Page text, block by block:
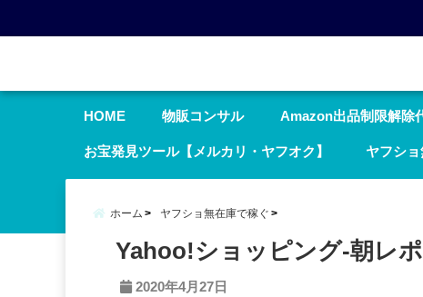
HOME 物販コンサル Amazon出品制限解除
お宝発見ツール【メルカリ・ヤフオク】 ヤフシ
ホーム ヤフショ無在庫で稼ぐ
Yahoo!ショッピング-朝レ
2020年4月27日